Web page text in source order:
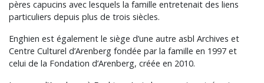
pères capucins avec lesquels la famille entretenait des liens
particuliers depuis plus de trois siècles.
Enghien est également le siège d’une autre asbl Archives et
Centre Culturel d’Arenberg fondée par la famille en 1997 et
celui de la Fondation d’Arenberg, créée en 2010.